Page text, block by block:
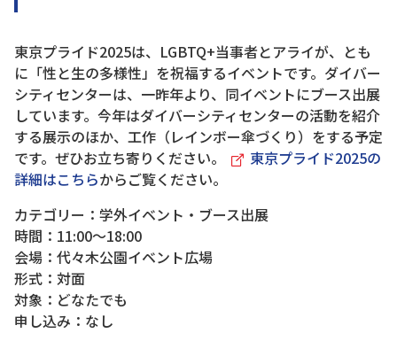
東京プライド2025は、LGBTQ+当事者とアライが、とも
に「性と生の多様性」を祝福するイベントです。ダイバー
シティセンターは、一昨年より、同イベントにブース出展
しています。今年はダイバーシティセンターの活動を紹介
する展示のほか、工作（レインボー傘づくり）をする予定
です。ぜひお立ち寄りください。
東京プライド2025の
詳細はこちらからご覧ください。
カテゴリー：学外イベント・ブース出展
時間：11:00～18:00
会場：代々木公園イベント広場
形式：対面
対象：どなたでも
申し込み：なし